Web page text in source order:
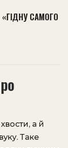
САМОГО
а й
Таке